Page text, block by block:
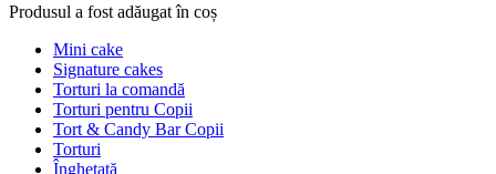
Produsul a fost adăugat în coș
Mini cake
Signature cakes
Torturi la comandă
Torturi pentru Copii
Tort & Candy Bar Copii
Torturi
Înghețată